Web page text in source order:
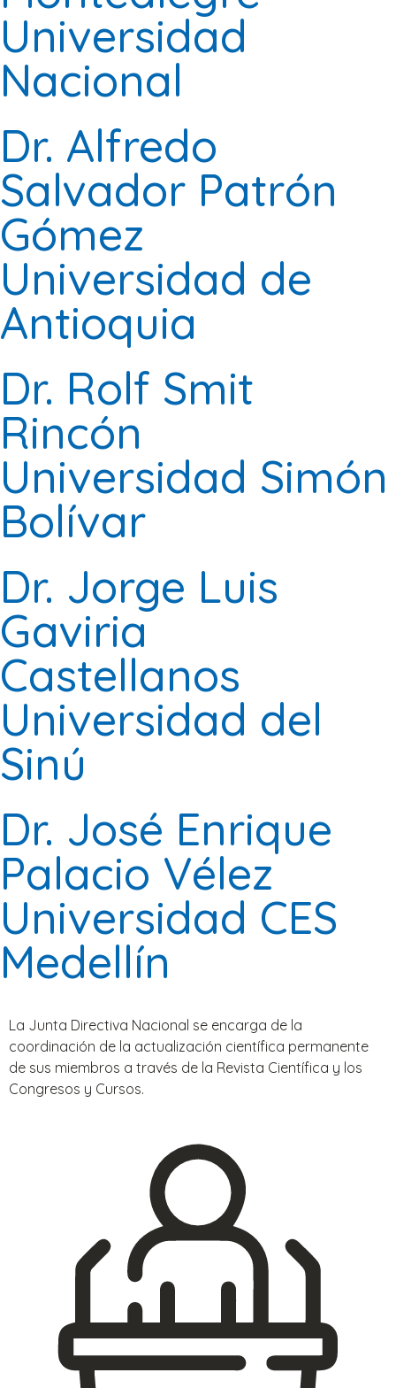
Universidad
Nacional
Dr. Alfredo
Salvador Patrón
Gómez
Universidad de
Antioquia
Dr. Rolf Smit
Rincón
Universidad Simón
Bolívar
Dr. Jorge Luis
Gaviria
Castellanos
Universidad del
Sinú
Dr. José Enrique
Palacio Vélez
Universidad CES
Medellín
La Junta Directiva Nacional se encarga de la
coordinación de la actualización científica permanente
de sus miembros a través de la Revista Científica y los
Congresos y Cursos.